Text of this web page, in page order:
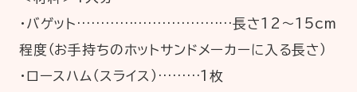
・バゲット……………………………長さ12～15cm
程度（お手持ちのホットサンドメーカーに入る長さ）
・ロースハム（スライス）………1枚